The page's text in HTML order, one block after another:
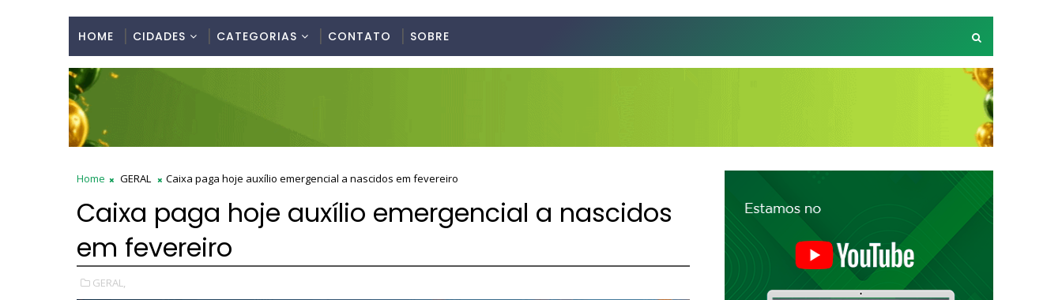
HOME CIDADES CATEGORIAS CONTATO SOBRE
Home GERAL Caixa paga hoje auxílio emergencial a nascidos em fevereiro
Caixa paga hoje auxílio emergencial a nascidos
em fevereiro
GERAL,